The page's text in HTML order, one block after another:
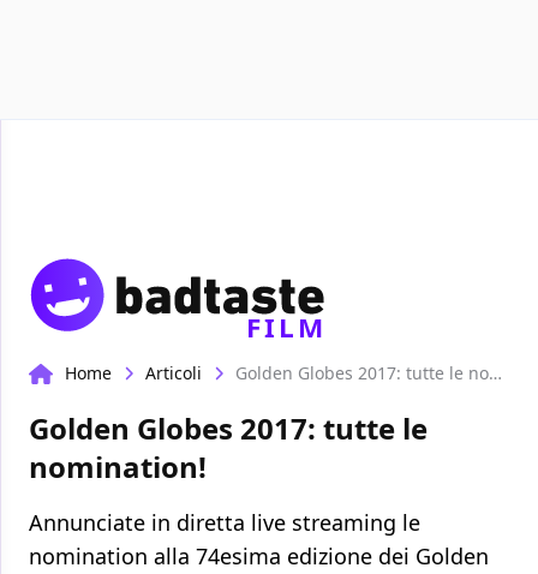
FILM
Home Articoli Golden Globes 2017: tutte le nomination!
Golden Globes 2017: tutte le
nomination!
Annunciate in diretta live streaming le
nomination alla 74esima edizione dei Golden